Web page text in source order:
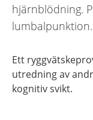
hjärnblödning.
lumbalpunktion.
Ett
utredning av
kognitiv svikt.